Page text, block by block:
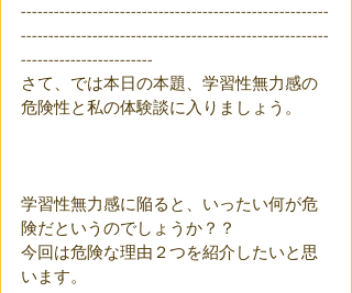
--------------------------------------------------------
--------------------------------------------------------
------------------------
さて、では本日の本題、学習性無力感の
危険性と私の体験談に入りましょう。
学習性無力感に陥ると、いったい何が危
険だというのでしょうか？？
今回は危険な理由２つを紹介したいと思
います。